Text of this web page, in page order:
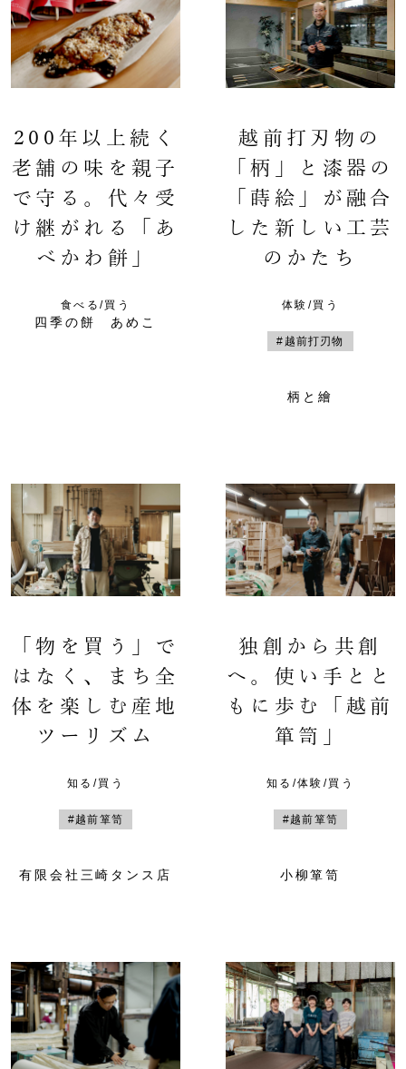
200年以上続く
老舗の味を親子
で守る。代々受
け継がれる「あ
べかわ餅」
食べる/買う
四季の餅 あめこ
越前打刃物の
「柄」と漆器の
「蒔絵」が融合
した新しい工芸
のかたち
体験/買う
#越前打刃物
柄と繪
「物を買う」で
はなく、まち全
体を楽しむ産地
ツーリズム
知る/買う
#越前箪笥
有限会社三崎タンス店
独創から共創
へ。使い手とと
もに歩む「越前
箪笥」
知る/体験/買う
#越前箪笥
小柳箪笥